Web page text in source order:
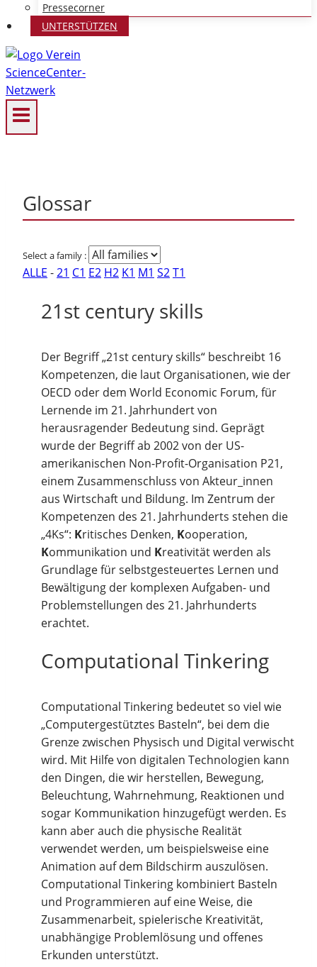
Pressecorner
UNTERSTÜTZEN
Glossar
Select a family :
ALLE -21 C1 E2 H2 K1 M1 S2T1
21st century skills
Der Begriff „21st century skills“ beschreibt 16
Kompetenzen, die laut Organisationen, wie der
OECD oder dem World Economic Forum, für
Lernende im 21. Jahrhundert von
herausragender Bedeutung sind. Geprägt
wurde der Begriff ab 2002 von der US-
amerikanischen Non-Profit-Organisation P21,
einem Zusammenschluss von Akteur_innen
aus Wirtschaft und Bildung. Im Zentrum der
Kompetenzen des 21. Jahrhunderts stehen die
„4Ks“: Kritisches Denken, Kooperation,
Kommunikation und Kreativität werden als
Grundlage für selbstgesteuertes Lernen und
Bewältigung der komplexen Aufgaben- und
Problemstellungen des 21. Jahrhunderts
erachtet.
Computational Tinkering
Computational Tinkering bedeutet so viel wie
„Computergestütztes Basteln“, bei dem die
Grenze zwischen Physisch und Digital verwischt
wird. Mit Hilfe von digitalen Technologien kann
den Dingen, die wir herstellen, Bewegung,
Beleuchtung, Wahrnehmung, Reaktionen und
sogar Kommunikation hinzugefügt werden. Es
kann aber auch die physische Realität
verwendet werden, um beispielsweise eine
Animation auf dem Bildschirm auszulösen.
Computational Tinkering kombiniert Basteln
und Programmieren auf eine Weise, die
Zusammenarbeit, spielerische Kreativität,
unabhängige Problemlösung und offenes
Erkunden unterstützt.